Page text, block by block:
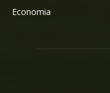
Economia